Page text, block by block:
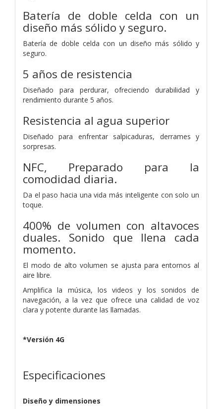
Batería de doble celda con un
diseño más sólido y seguro.
Batería de doble celda con un diseño más sólido y
seguro.
5 años de resistencia
Diseñado para perdurar, ofreciendo durabilidad y
rendimiento durante 5 años.
Resistencia al agua superior
Diseñado para enfrentar salpicaduras, derrames y
sorpresas.
NFC, Preparado para la
comodidad diaria.
Da el paso hacia una vida más inteligente con solo un
toque.
400% de volumen con altavoces
duales. Sonido que llena cada
momento.
El modo de alto volumen se ajusta para entornos al
aire libre.
Amplifica la música, los videos y los sonidos de
navegación, a la vez que ofrece una calidad de voz
clara y potente durante las llamadas.
*Versión 4G
Especificaciones
Diseño y dimensiones